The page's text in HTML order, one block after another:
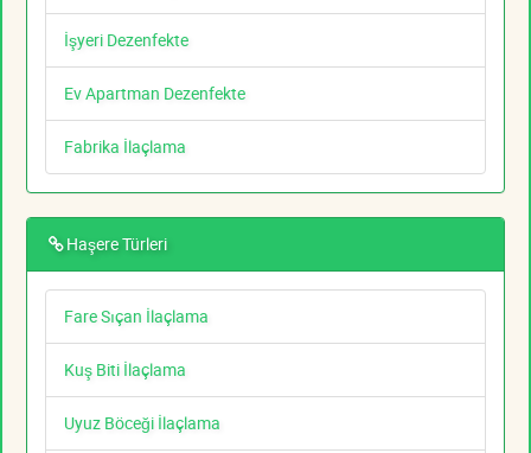
İşyeri Dezenfekte
Ev Apartman Dezenfekte
Fabrika İlaçlama
Haşere Türleri
Fare Sıçan İlaçlama
Kuş Biti İlaçlama
Uyuz Böceği İlaçlama